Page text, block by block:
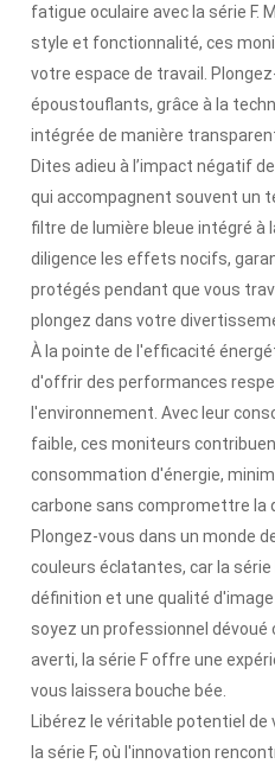
fatigue oculaire avec la série F.
style et fonctionnalité, ces
votre espace de travail.
époustouflants, grâce à la
intégrée de manière
Dites adieu à l’impact négatif
qui accompagnent souvent un
filtre de lumière bleue intégré à
diligence les effets nocifs,
protégés pendant que vous
plongez dans votre
À la pointe de l'efficacité
d'offrir des performances
l'environnement. Avec leur
faible, ces moniteurs
consommation d'énergie,
carbone sans compromettre la
Plongez-vous dans un monde
couleurs éclatantes, car la
définition et une qualité
soyez un professionnel
averti, la série F offre une
vous laissera bouche bée.
Libérez le véritable potentiel de
la série F, où l'innovation